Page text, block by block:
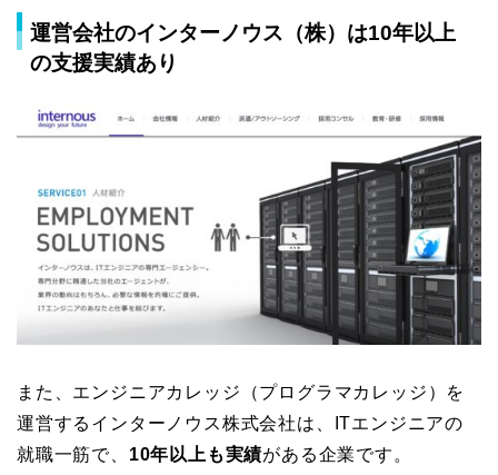
運営会社のインターノウス（株）は10年以上
の支援実績あり
また、エンジニアカレッジ（プログラマカレッジ）を
運営するインターノウス株式会社は、ITエンジニアの
就職一筋で、 10年以上も実績がある企業です。